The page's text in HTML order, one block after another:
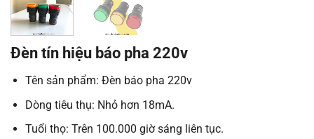
Đèn tín hiệu báo pha 220v
Tên sản phẩm: Đèn báo pha 220v
Dòng tiêu thụ: Nhỏ hơn 18mA.
Tuổi thọ: Trên 100.000 giờ sáng liên tục.